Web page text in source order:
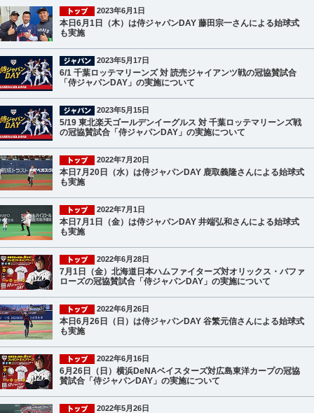
2023年6月1日
本日6月1日（木）は侍ジャパンDAY 藤田宗一さんによる始球式
も実施
2023年5月17日
6/1 千葉ロッテマリーンズ 対 読売ジャイアンツ戦の冠協賛試合
「侍ジャパンDAY」の実施について
2023年5月15日
5/19 東北楽天ゴールデンイーグルス 対 千葉ロッテマリーンズ戦
の冠協賛試合「侍ジャパンDAY」の実施について
2022年7月20日
本日7月20日（水）は侍ジャパンDAY 鹿取義隆さんによる始球式
も実施
2022年7月1日
本日7月1日（金）は侍ジャパンDAY 井端弘和さんによる始球式
も実施
2022年6月28日
7月1日（金）北海道日本ハムファイターズ対オリックス・バファ
ローズの冠協賛試合「侍ジャパンDAY」の実施について
2022年6月26日
本日6月26日（日）は侍ジャパンDAY 谷繁元信さんによる始球式
も実施
2022年6月16日
6月26日（日）横浜DeNAベイスターズ対広島東洋カープの冠協
賛試合「侍ジャパンDAY」の実施について
2022年5月26日